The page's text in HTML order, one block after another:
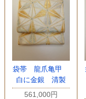
袋帯 龍爪亀甲
白に金銀 清製
561,000円